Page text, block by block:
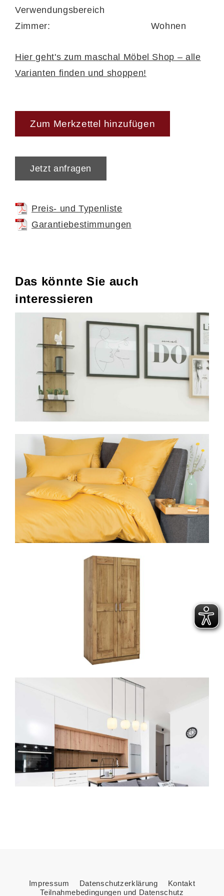
und passt sich deinem Stil mühelos an.
Herstellergarantie
Couchtisch durch seine Langlebigkeit und
elegante Optik. Der Hersteller gewährt
Jahre Herstellergarantie
Qualitätsversprechen für ein Möbelstück,
begleitet.
Verwendungsbereich
Zimmer:
Wohnen
Hier geht's zum maschal Möbel Shop – alle
Varianten finden und shoppen!
Zum Merkzettel hinzufügen
Jetzt anfragen
Preis- und Typenliste
Garantiebestimmungen
Das könnte Sie auch
interessieren
Impressum Datenschutzerklärung
Kontakt
Teilnahmebedingungen und Datenschutz